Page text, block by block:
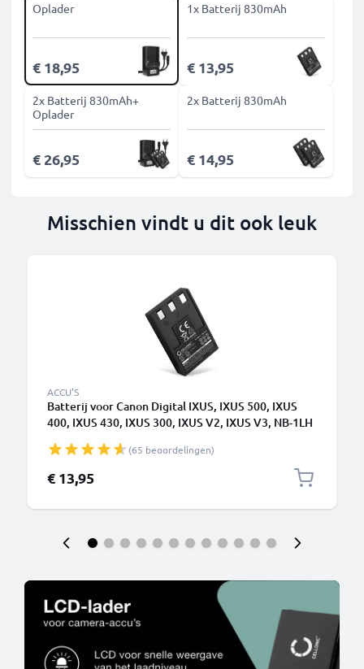
Oplader
€ 18,95
1x Batterij 830mAh
€ 13,95
2x Batterij 830mAh+
Oplader
€ 26,95
2x Batterij 830mAh
€ 14,95
Misschien vindt u dit ook leuk
ACCU'S
Batterij voor Canon Digital IXUS, IXUS 500, IXUS
400, IXUS 430, IXUS 300, IXUS V2, IXUS V3, NB-1LH
(65 beoordelingen)
€ 13,95